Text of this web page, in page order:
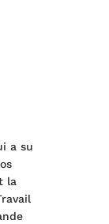
a su
la